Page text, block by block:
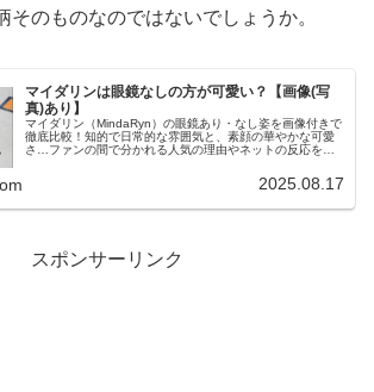
そのものなのではないでしょうか。
マイダリンは眼鏡なしの方が可愛い？【画像(写
真)あり】
マイダリン（MindaRyn）の眼鏡あり・なし姿を画像付きで
徹底比較！知的で日常的な雰囲気と、素顔の華やかな可愛
さ…ファンの間で分かれる人気の理由やネットの反応を詳
2025.08.17
スポンサーリンク